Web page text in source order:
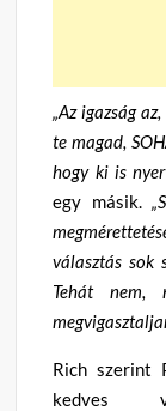
„Az igazság
te magad,
hogy ki is
egy másik.
választás sok
Tehát nem,
Rich szerint
kedves